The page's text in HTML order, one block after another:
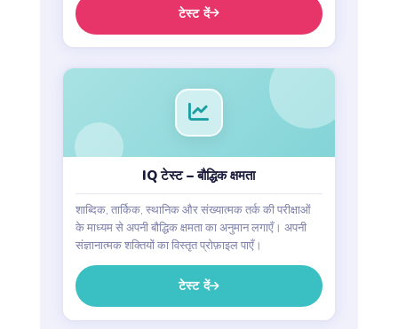
टेस्ट दें
IQ टेस्ट – बौद्धिक क्षमता
शाब्दिक, तार्किक, स्थानिक और संख्यात्मक तर्क की परीक्षाओं
के माध्यम से अपनी बौद्धिक क्षमता का अनुमान लगाएँ। अपनी
संज्ञानात्मक शक्तियों का विस्तृत प्रोफ़ाइल पाएँ।
टेस्ट दें